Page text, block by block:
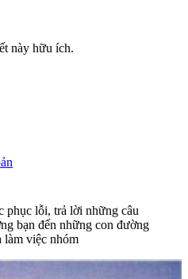
này hữu ích.
phục lỗi, trả lời những câu
bạn đến những con đường
làm việc nhóm